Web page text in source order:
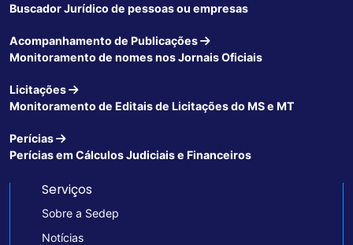
Buscador Jurídico de pessoas ou empresas
Acompanhamento de Publicações
Monitoramento de nomes nos Jornais Oficiais
Licitações
Monitoramento de Editais de Licitações do MS e MT
Perícias
Perícias em Cálculos Judiciais e Financeiros
Serviços
Sobre a Sedep
Notícias